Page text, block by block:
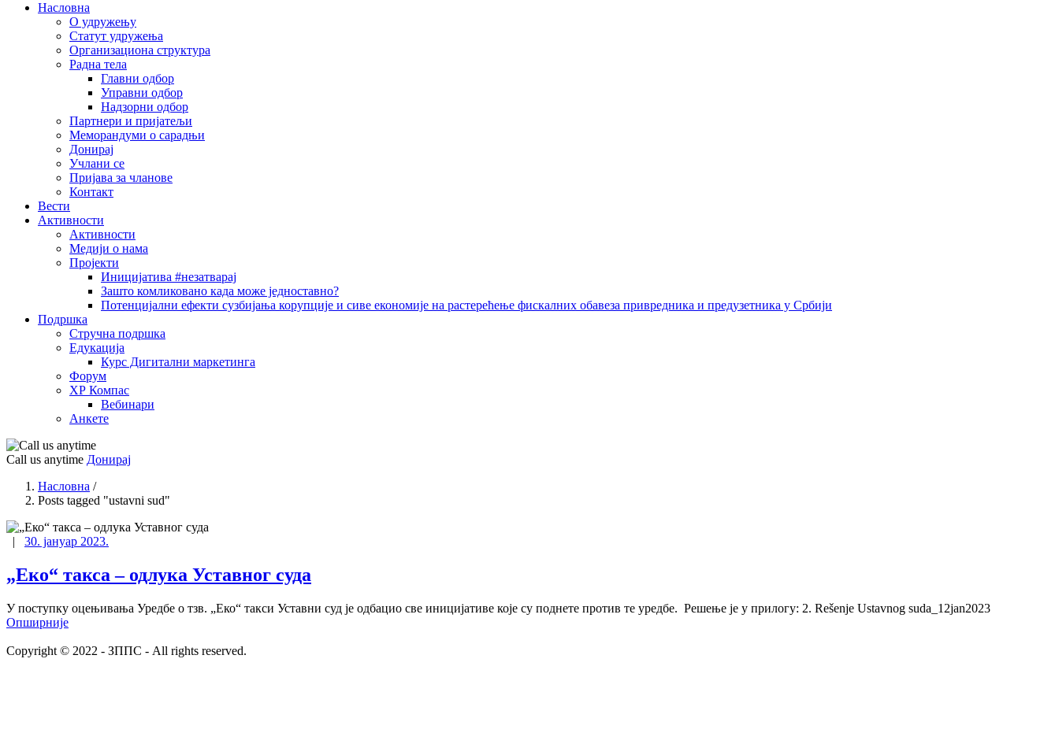
Насловна
О удружењу
Статут удружења
Организациона структура
Радна тела
Главни одбор
Управни одбор
Надзорни одбор
Партнери и пријатељи
Меморандуми о сарадњи
Донирај
Учлани се
Пријава за чланове
Контакт
Вести
Активности
Активности
Медији о нама
Пројекти
Иницијатива #незатварај
Зашто комликовано када може једноставно?
Потенцијални ефекти сузбијања корупције и сиве економије на растерећење фискалних обавеза привредника и предузетника у Србији
Подршка
Стручна подршка
Едукација
Курс Дигитални маркетинга
Форум
ХР Компас
Вебинари
Анкете
Call us anytime Донирај
Насловна /
Posts tagged "ustavni sud"
| 30. јануар 2023.
„Еко“ такса – одлука Уставног суда
У поступку оцењивања Уредбе о тзв. „Еко“ такси Уставни суд је одбацио све иницијативе које су поднете против те уредбе. Решење је у прилогу: 2. Rešenje Ustavnog suda_12jan2023
Опширније
Copyright © 2022 - ЗППС - All rights reserved.